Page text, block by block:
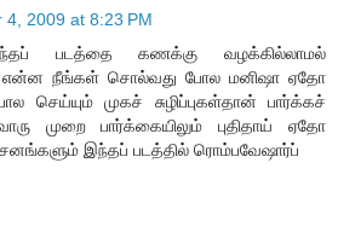
4, 2009 at 8:23 PM
படத்தை கணக்கு வழக்கில்லாமல்
என்ன நீங்கள் சொல்வது போல மனிஷா ஏதோ
முகச் சுழிப்புகள்தான் பார்க்கச்
முறை பார்க்கையிலும் புதிதாய் ஏதோ
வசனங்களும் இந்தப் படத்தில் ரொம்பவேஷார்ப்